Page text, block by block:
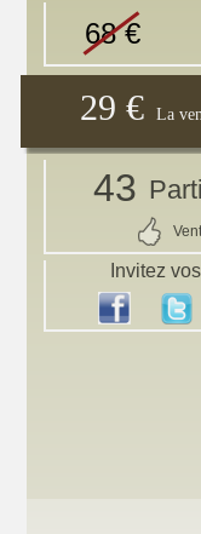
68 €
29 € La
43
Invitez